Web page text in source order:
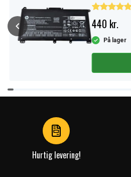
440 kr.
På lager
Item
1
Hurtig levering!